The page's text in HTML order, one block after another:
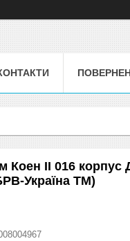
Коен II 016
Україна ТМ)